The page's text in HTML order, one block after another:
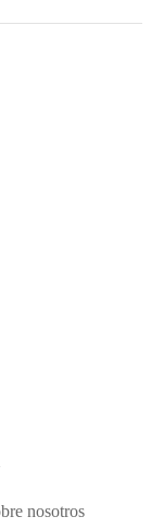
nosotros